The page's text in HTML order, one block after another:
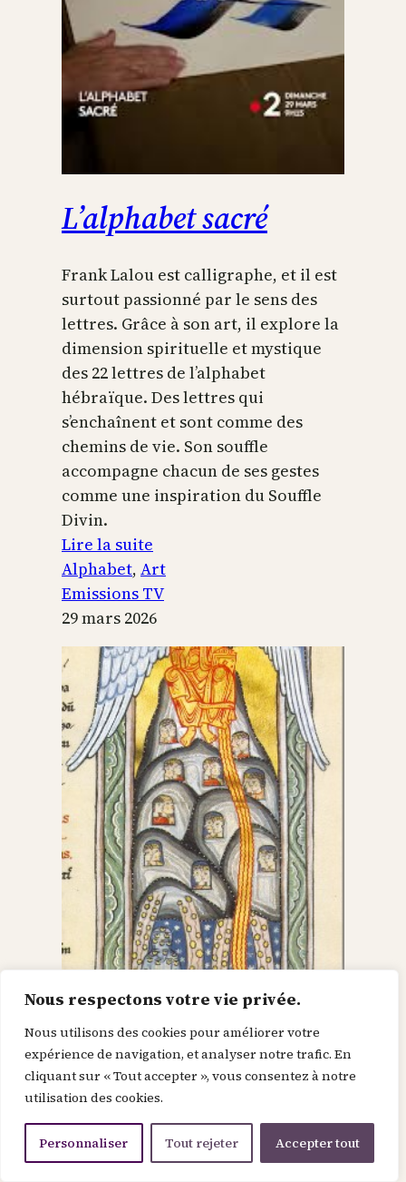
Nous respectons votre vie privée.
Nous utilisons des cookies pour améliorer votre
expérience de navigation, et analyser notre trafic. En
cliquant sur « Tout accepter », vous consentez à notre
utilisation des cookies.
Personnaliser Tout rejeter Accepter tout
L’alphabet sacré
Frank Lalou est calligraphe, et il est
surtout passionné par le sens des
lettres. Grâce à son art, il explore la
dimension spirituelle et mystique
des 22 lettres de l’alphabet
hébraïque. Des lettres qui
s’enchaînent et sont comme des
chemins de vie. Son souffle
accompagne chacun de ses gestes
comme une inspiration du Souffle
Divin.
Lire la suite
L’alphabet
sacré
Alphabet, Art
Emissions TV
29 mars 2026
Dieu dans le Christ,
recherche l’homme et
le renouvelle